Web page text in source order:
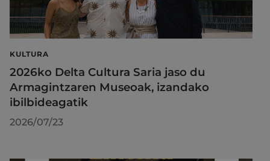
KULTURA
2026ko Delta Cultura Saria jaso du
Armagintzaren Museoak, izandako
ibilbideagatik
2026/07/23